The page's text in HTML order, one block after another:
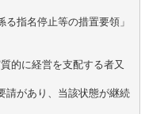
指名停止等の措置要領」
的に経営を支配する者又
請があり、当該状態が継続